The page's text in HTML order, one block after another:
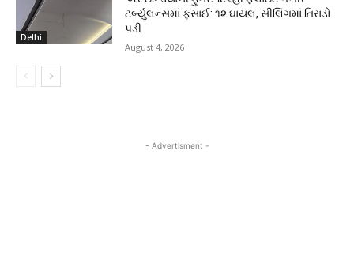
Delhi
ટર્બ્યુલન્સમાં ફસાઈ: ૧૨ ઘાયલ, સીલિંગમાં તિરાડો
પડી
August 4, 2026
- Advertisment -